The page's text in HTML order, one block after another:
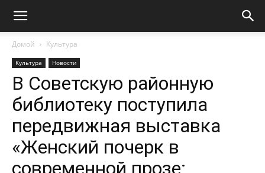
Домой Культура
Культура Новости
В Советскую районную
библиотеку поступила
передвижная выставка
«Женский почерк в
современной прозе: